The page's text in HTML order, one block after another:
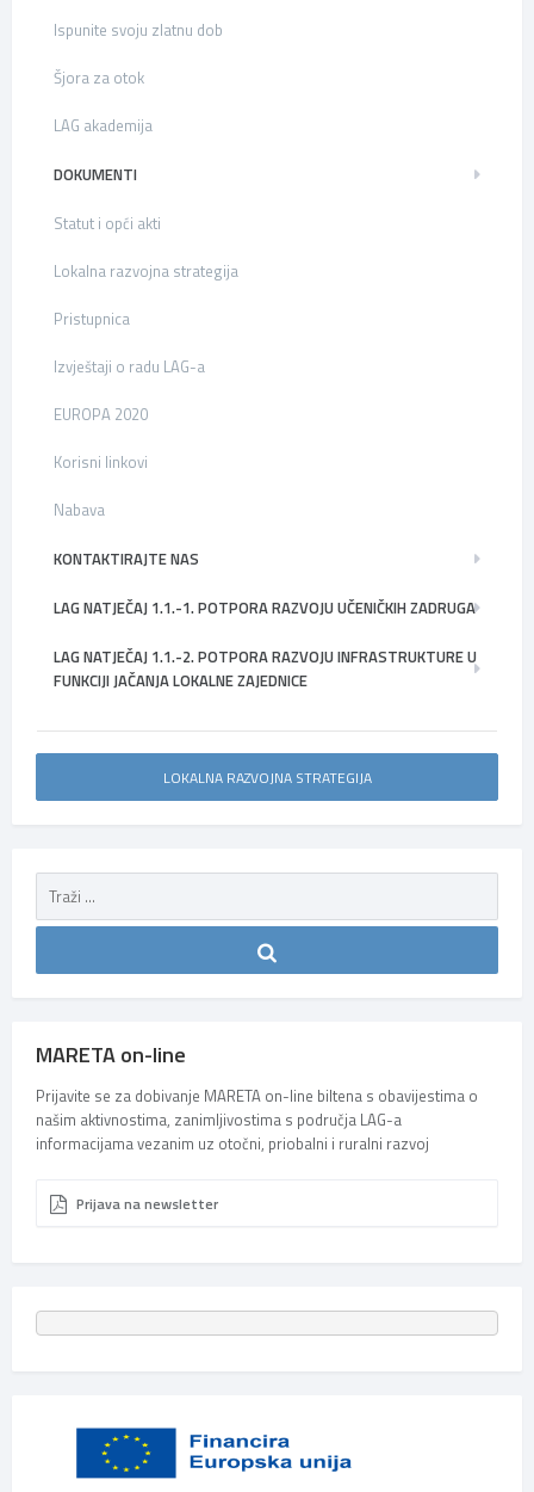
Ispunite svoju zlatnu dob
Šjora za otok
LAG akademija
DOKUMENTI
Statut i opći akti
Lokalna razvojna strategija
Pristupnica
Izvještaji o radu LAG-a
EUROPA 2020
Korisni linkovi
Nabava
KONTAKTIRAJTE NAS
LAG NATJEČAJ 1.1.-1. POTPORA RAZVOJU UČENIČKIH ZADRUGA
LAG NATJEČAJ 1.1.-2. POTPORA RAZVOJU INFRASTRUKTURE U
FUNKCIJI JAČANJA LOKALNE ZAJEDNICE
LOKALNA RAZVOJNA STRATEGIJA
MARETA on-line
Prijavite se za dobivanje MARETA on-line biltena s obavijestima o
našim aktivnostima, zanimljivostima s područja LAG-a
informacijama vezanim uz otočni, priobalni i ruralni razvoj
Prijava na newsletter